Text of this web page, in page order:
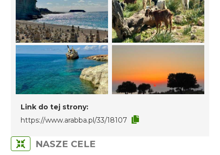
Link do tej strony:
https://www.arabba.pl/33/18107
NASZE CELE